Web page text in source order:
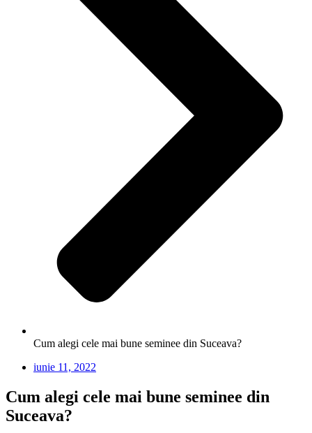
Cum alegi cele mai bune seminee din Suceava?
iunie 11, 2022
Cum alegi cele mai bune seminee din
Suceava?